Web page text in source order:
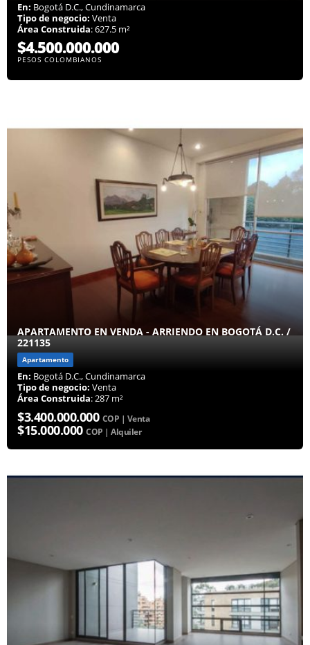
En: Bogotá D.C., Cundinamarca
Tipo de negocio: Venta
Área Construida: 627.5 m²
$4.500.000.000
PESOS COLOMBIANOS
APARTAMENTO EN VENDA - ARRIENDO EN BOGOTÁ D.C. /
221135
Apartamento
En: Bogotá D.C., Cundinamarca
Tipo de negocio: Venta
Área Construida: 287 m²
$3.400.000.000 COP | Venta
$15.000.000 COP | Alquiler